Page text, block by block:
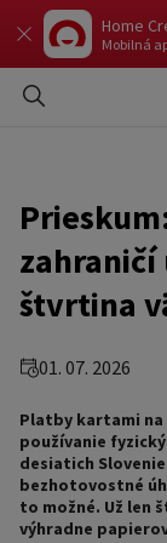
Home
Mobilná
zahraničí
štvrtina
01. 07. 2026
Platby kartami
používanie
desiatich
bezhotovostné
to možné. Už len
výhradne